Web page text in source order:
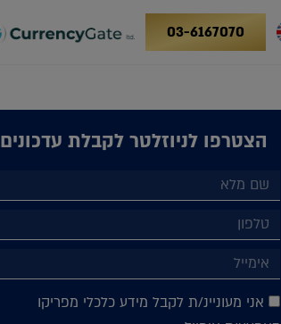
03-6167070
הצטרפו לניוזלטר לקבלת עדכונים
אני מעוניינ/ת לקבל מידע כלכלי מפריקו